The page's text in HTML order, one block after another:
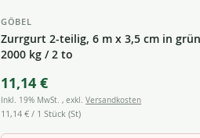
GÖBEL
Zurrgurt 2-teilig, 6 m x 3,5 cm in
2000 kg / 2 to
11,14 €
Inkl. 19% MwSt.,exkl.Versandkosten
11,14 € / 1 Stück (St)